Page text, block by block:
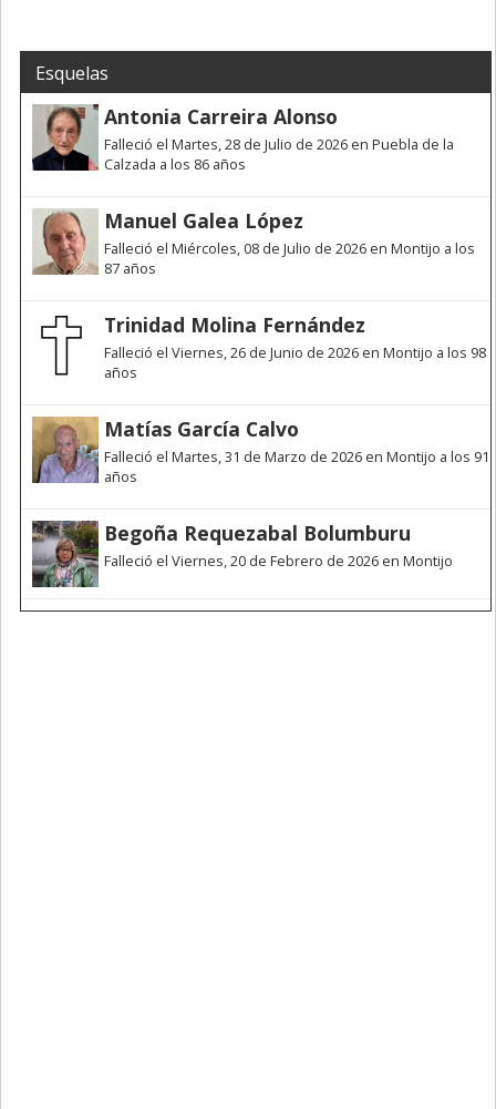
Esquelas
Antonia Carreira Alonso
Falleció el Martes, 28 de Julio de 2026 en Puebla de la
Calzada a los 86 años
Manuel Galea López
Falleció el Miércoles, 08 de Julio de 2026 en Montijo a los
87 años
Trinidad Molina Fernández
Falleció el Viernes, 26 de Junio de 2026 en Montijo a los 98
años
Matías García Calvo
Falleció el Martes, 31 de Marzo de 2026 en Montijo a los 91
años
Begoña Requezabal Bolumburu
Falleció el Viernes, 20 de Febrero de 2026 en Montijo